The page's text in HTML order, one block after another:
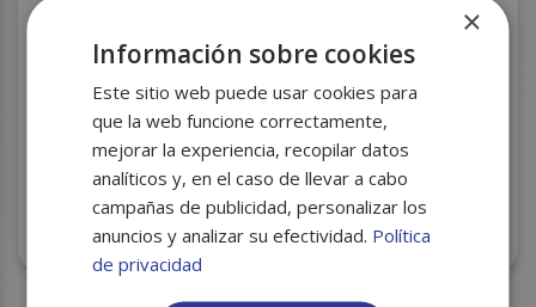
BOLSA DE VACIO 130X400 RCA-120 P.100 C/1000
×
Información sobre cookies
Este sitio web puede usar cookies para
que la web funcione correctamente,
mejorar la experiencia, recopilar datos
analíticos y, en el caso de llevar a cabo
campañas de publicidad, personalizar los
anuncios y analizar su efectividad. Política
de privacidad